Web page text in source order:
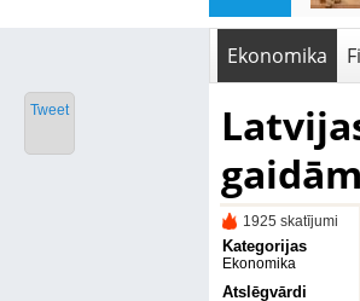
Ekonomika
1925 skatījumi
Kategorijas
Ekonomika
Atslēgvārdi
Tweet